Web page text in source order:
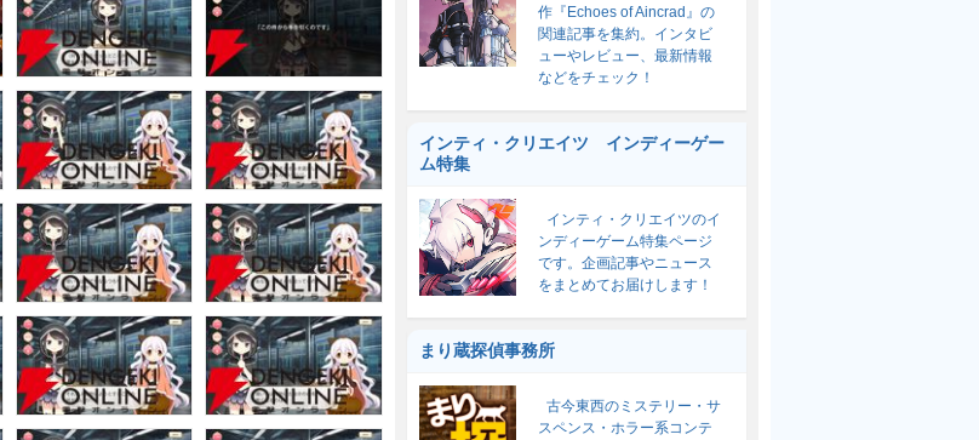
作『Echoes of Aincrad』の
関連記事を集約。インタビ
ューやレビュー、最新情報
などをチェック！
インティ・クリエイツ インディーゲー
ム特集
インティ・クリエイツのイ
ンディーゲーム特集ページ
です。企画記事やニュース
をまとめてお届けします！
まり蔵探偵事務所
古今東西のミステリー・サ
スペンス・ホラー系コンテ